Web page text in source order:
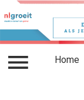
Home